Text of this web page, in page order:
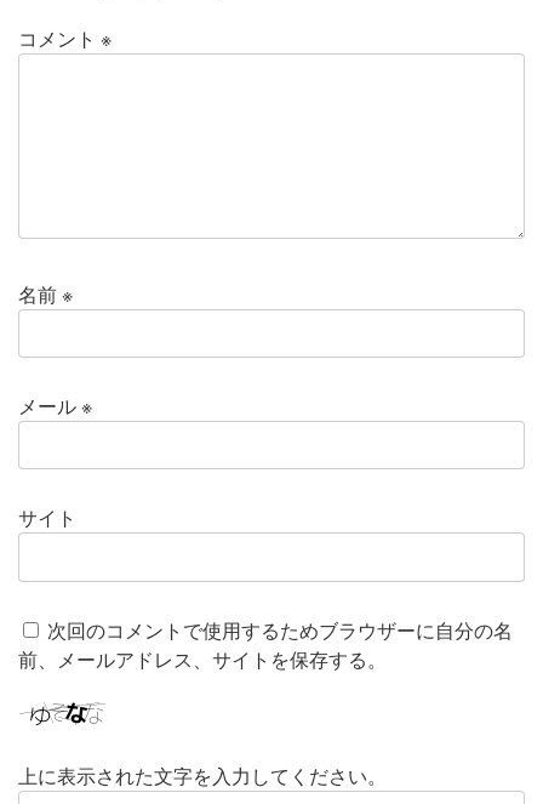
コメント ※
名前※
メール※
サイト
次回のコメントで使用するためブラウザーに自分の名
前、メールアドレス、サイトを保存する。
上に表示された文字を入力してください。